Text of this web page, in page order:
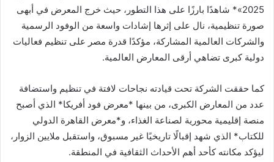
2025»* شاهدًا بارزًا على هذا التطور، حيث خرج المعرض في أبهى
صورة تنظيمية، نال على إثرها إشادات واسعة من الوفود الرسمية
والشركات العالمية المشاركة، مؤكدًا قدرة مصر على تنظيم فعاليات
دولية كبرى تضاهي أرقى المعارض العالمية.
كما حققت الشركة تحت قيادته نجاحات لافتة في تنظيم واستضافة
عدد من المعارض الكبرى، من بينها *معرض فود أفريكا* الذي أصبح
منصة إقليمية محورية لصناعة الغذاء، و*معرض القاهرة الدولي
للكتاب* الذي شهد إقبالًا تاريخيًا غير مسبوق، واستقبل ملايين الزوار،
ليؤكد مكانته كأحد أهم الأحداث الثقافية في المنطقة.